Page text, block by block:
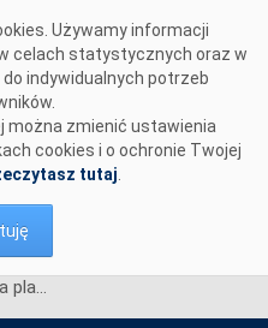
Używamy informacji
celach statystycznych oraz w
indywidualnych potrzeb
można zmienić ustawienia
cookies i o ochronie Twojej
tutaj
Lista planowanych postępowań przetargowych na prace budowlane i dostawy inwestorskie